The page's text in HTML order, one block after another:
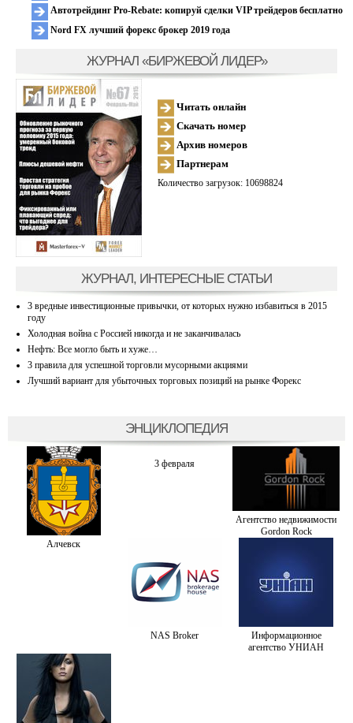
Автотрейдинг Pro-Rebate: копируй сделки VIP трейдеров бесплатно
Nord FX лучший форекс брокер 2019 года
ЖУРНАЛ «БИРЖЕВОЙ ЛИДЕР»
Читать онлайн
Скачать номер
Архив номеров
Партнерам
Количество загрузок: 10698824
ЖУРНАЛ, ИНТЕРЕСНЫЕ СТАТЬИ
3 вредные инвестиционные привычки, от которых нужно избавиться в 2015
году
Холодная война с Россией никогда и не заканчивалась
Нефть: Все могло быть и хуже…
3 правила для успешной торговли мусорными акциями
Лучший вариант для убыточных торговых позиций на рынке Форекс
ЭНЦИКЛОПЕДИЯ
Алчевск
3 февраля
Агентство недвижимости
Gordon Rock
NAS Broker
Информационное
агентство УНИАН